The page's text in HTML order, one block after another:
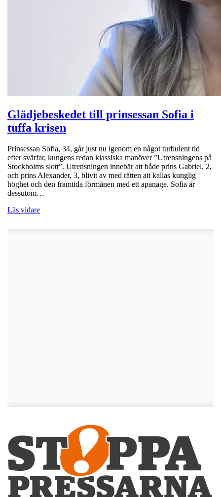
Glädjebeskedet till prinsessan Sofia i
tuffa krisen
Prinsessan Sofia, 34, går just nu igenom en något turbulent tid
efter svärfar, kungens redan klassiska manöver ”Utrensningens på
Stockholms slott”. Utrensningen innebär att både prins Gabriel, 2,
och prins Alexander, 3, blivit av med rätten att kallas kunglig
höghet och den framtida förmånen med ett apanage. Sofia är
dessutom…
Läs vidare